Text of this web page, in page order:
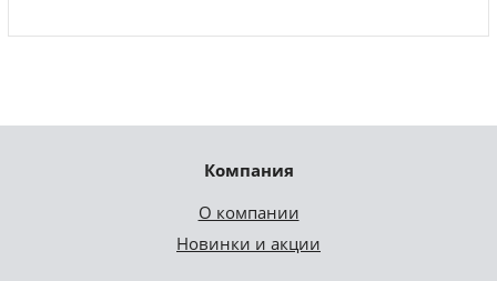
Компания
О компании
Новинки и акции